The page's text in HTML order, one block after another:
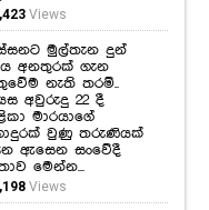
Views
මුල්තැන දුන්
අනතුරක් ගැන
නැති තරම්..
අවුරුදු 22 දී
මාරයාගේ
වුණු තරුණියක්
ඇසෙන සංවේදී
මෙන්න...
Views